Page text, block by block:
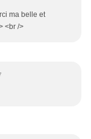
ma belle et
<br />